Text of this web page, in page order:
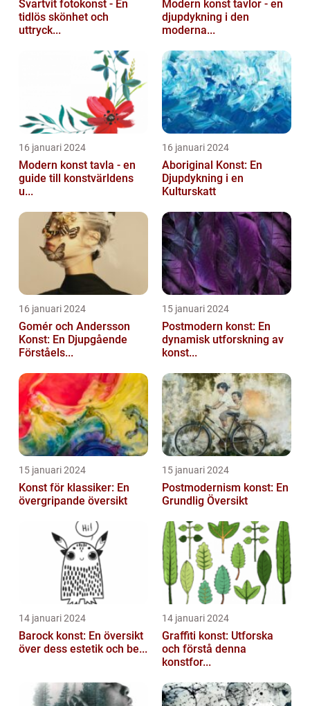
Svartvit fotokonst - En
tidlös skönhet och
uttryck...
Modern konst tavlor - en
djupdykning i den
moderna...
16 januari 2024
Modern konst tavla - en
guide till konstvärldens
u...
16 januari 2024
Aboriginal Konst: En
Djupdykning i en
Kulturskatt
16 januari 2024
Gomér och Andersson
Konst: En Djupgående
Förståels...
15 januari 2024
Postmodern konst: En
dynamisk utforskning av
konst...
15 januari 2024
Konst för klassiker: En
övergripande översikt
15 januari 2024
Postmodernism konst: En
Grundlig Översikt
14 januari 2024
Barock konst: En översikt
över dess estetik och be...
14 januari 2024
Graffiti konst: Utforska
och förstå denna
konstfor...